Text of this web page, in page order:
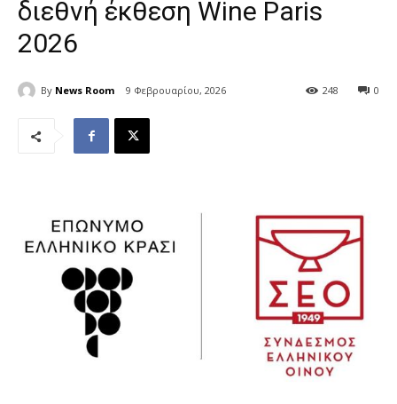
διεθνή έκθεση Wine Paris
2026
By News Room 9 Φεβρουαρίου, 2026 0
248